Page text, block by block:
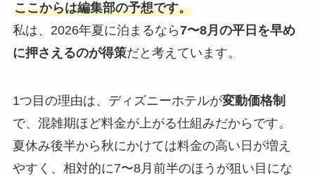
ここからは編集部の予想です。
私は、2026年夏に泊まるなら7〜8月の平日を早め
に押さえるのが得策だと考えています。
1つ目の理由は、ディズニーホテルが変動価格制
で、混雑期ほど料金が上がる仕組みだからです。
夏休み後半から秋にかけては料金の高い日が増え
やすく、相対的に7〜8月前半のほうが狙い目にな